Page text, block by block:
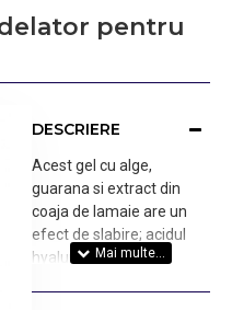
pentru
DESCRIERE
Acest gel cu alge,
guarana si extract din
coaja de lamaie are un
efect de slabire; acidul
hyaluronic ajuta la